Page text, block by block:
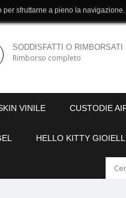
SODDISFATTI O RIMBORSATI
Rimborso completo
VINILE CUSTODIE
HELLO KITTY
per sfruttarne a pieno la navigazione.